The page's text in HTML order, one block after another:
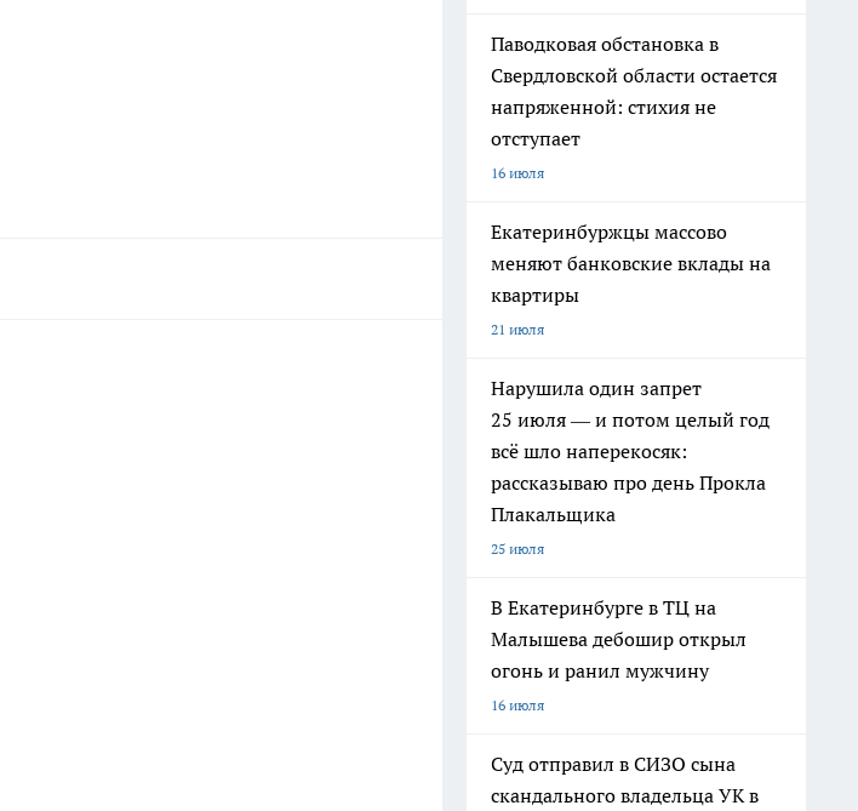
Паводковая обстановка в
Свердловской области остается
напряженной: стихия не
отступает
16 июля
Екатеринбуржцы массово
меняют банковские вклады на
квартиры
21 июля
Нарушила один запрет
25 июля — и потом целый год
всё шло наперекосяк:
рассказываю про день Прокла
Плакальщика
25 июля
В Екатеринбурге в ТЦ на
Малышева дебошир открыл
огонь и ранил мужчину
16 июля
Суд отправил в СИЗО сына
скандального владельца УК в